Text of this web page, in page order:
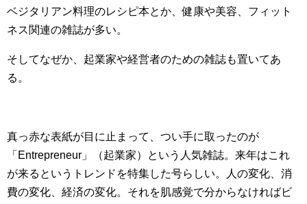
ベジタリアン料理のレシピ本とか、健康や美容、フィット
ネス関連の雑誌が多い。
そしてなぜか、起業家や経営者のための雑誌も置いてあ
る。
真っ赤な表紙が目に止まって、つい手に取ったのが
「Entrepreneur」（起業家）という人気雑誌。来年はこれ
が来るというトレンドを特集した号らしい。人の変化、消
費の変化、経済の変化。それを肌感覚で分からなければビ